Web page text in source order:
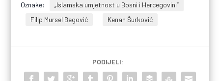
Oznake:
„Islamska umjetnost u Bosni i Hercegovini“
Filip Mursel Begović
Kenan Šurković
PODIJELI: